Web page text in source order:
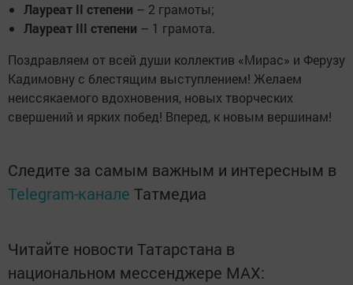
Лауреат II степени – 2 грамоты;
Лауреат III степени – 1 грамота.
Поздравляем от всей души коллектив «Мирас» и Ферузу
Кадимовну с блестящим выступлением! Желаем
неиссякаемого вдохновения, новых творческих
свершений и ярких побед! Вперед, к новым вершинам!
Следите за самым важным и интересным в
Telegram-канале Татмедиа
Читайте новости Татарстана в
национальном мессенджере MАХ: